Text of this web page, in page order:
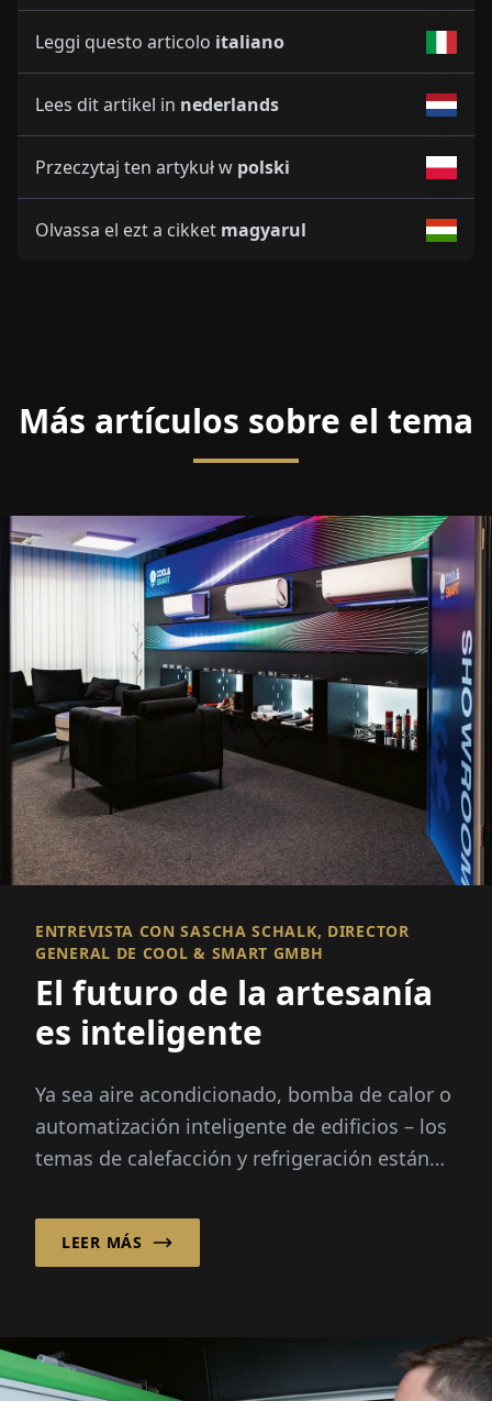
Leggi questo articolo italiano
Lees dit artikel in nederlands
Przeczytaj ten artykuł w polski
Olvassa el ezt a cikket magyarul
Más artículos sobre el tema
ENTREVISTA CON SASCHA SCHALK, DIRECTOR
GENERAL DE COOL & SMART GMBH
El futuro de la artesanía
es inteligente
Ya sea aire acondicionado, bomba de calor o
automatización inteligente de edificios – los
temas de calefacción y refrigeración están
crecientes costos de energía...
LEER MÁS